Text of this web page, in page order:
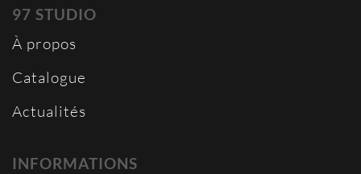
97 STUDIO
À propos
Catalogue
Actualités
INFORMATIONS